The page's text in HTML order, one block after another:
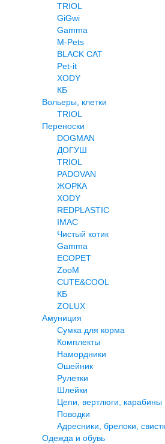
TRIOL
GiGwi
Gamma
M-Pets
BLACK CAT
Pet-it
XODY
КБ
Вольеры, клетки
TRIOL
Переноски
DOGMAN
ДОГУШ
TRIOL
PADOVAN
ЖОРКА
XODY
REDPLASTIC
IMAC
Чистый котик
Gamma
ECOPET
ZooM
CUTE&COOL
КБ
ZOLUX
Амуниция
Сумка для корма
Комплекты
Намордники
Ошейник
Рулетки
Шлейки
Цепи, вертлюги, карабины
Поводки
Адресники, брелоки,
Одежда и обувь